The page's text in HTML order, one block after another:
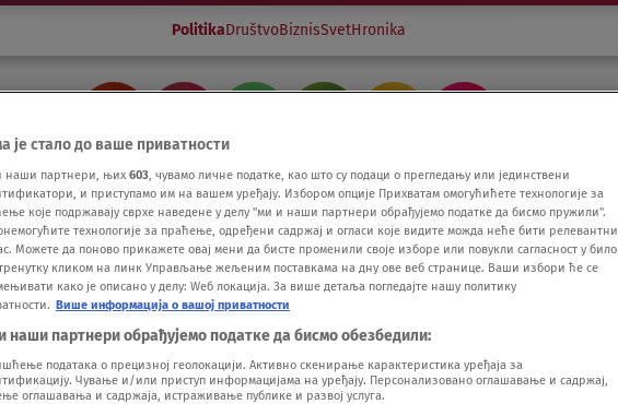
PolitikaDruštvoBiznisSvetHronika
је стало до ваше приватности
наши партнери, њих 603, чувамо личне податке, као што су подаци о прегледању или јединствени
и приступамо им на вашем уређају. Избором опције Прихватам омогућићете технологије за
које подржавају сврхе наведене у делу "ми и наши партнери обрађујемо податке да бисмо пружили".
технологије за праћење, одређени садржај и огласи које видите можда неће бити релевантни
Можете да поново прикажете овај мени да бисте променили своје изборе или повукли сагласност у било
кликом на линк Управљање жељеним поставкама на дну ове веб странице. Ваши избори ће се
како је описано у делу: Wеб локација. За више детаља погледајте нашу политику
Више информација о вашој приватности
наши партнери обрађујемо податке да бисмо обезбедили:
података о прецизној геолокацији. Активно скенирање карактеристика уређаја за
Чување и/или приступ информацијама на уређају. Персонализовано оглашавање и садржај,
оглашавања и садржаја, истраживање публике и развој услуга.